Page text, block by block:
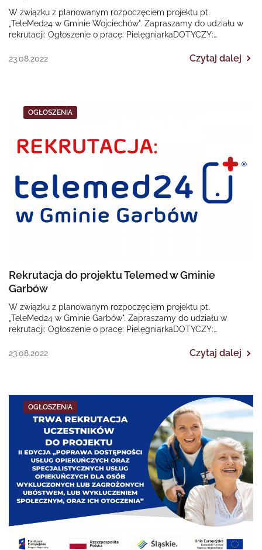
W związku z planowanym rozpoczęciem projektu pt.
„TeleMed24 w Gminie Wojciechów". Zapraszamy do udziału w
rekrutacji: Ogłoszenie o pracę: PielęgniarkaDOTYCZY:
23.08.2022
Czytaj dalej
OGŁOSZENIA
Rekrutacja do projektu Telemed w Gminie
Garbów
W związku z planowanym rozpoczęciem projektu pt.
„TeleMed24 w Gminie Garbów". Zapraszamy do udziału w
rekrutacji: Ogłoszenie o pracę: PielęgniarkaDOTYCZY:
23.08.2022
Czytaj dalej
OGŁOSZENIA